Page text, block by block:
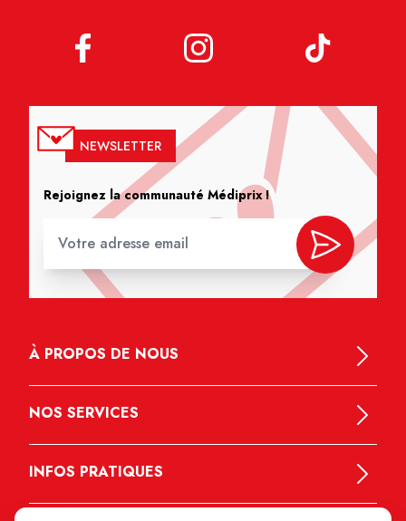
NEWSLETTER
Rejoignez la communauté Médiprix !
À PROPOS DE NOUS
NOS SERVICES
INFOS PRATIQUES